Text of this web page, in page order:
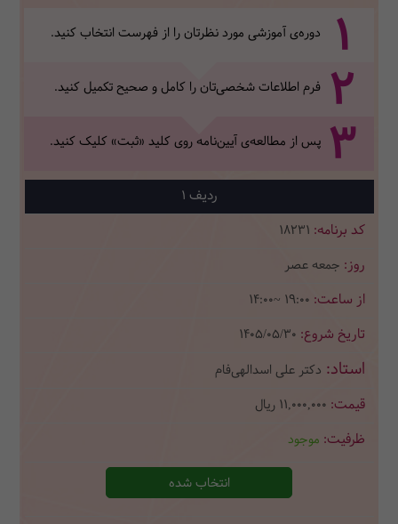
1 دوره‌ی آموزشی مورد نظرتان را از فهرست انتخاب کنید.
2 فرم اطلاعات شخصی‌تان‌ را کامل و صحیح تکمیل کنید.
3 پس از مطالعه‌ی آیین‌نامه روی کلید «ثبت» کلیک کنید.
1
18231
جمعه عصر
14:00~ 19:00
1405/05/30
دکتر علی اسدالهی‌فام
11,000,000 ریال
موجود
انتخاب شده